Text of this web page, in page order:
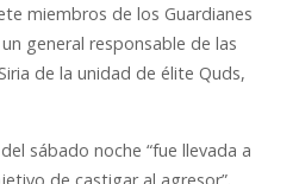
miembros de los Guardianes
general responsable de las
de la unidad de élite Quds,
sábado noche “fue llevada a